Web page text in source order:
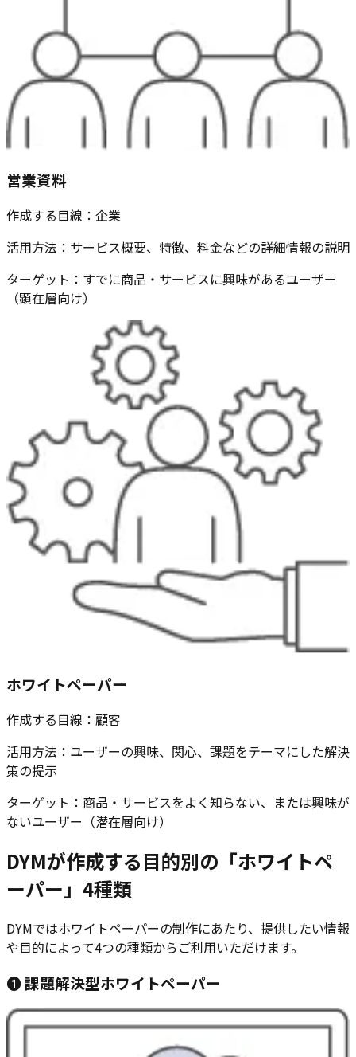
営業資料
作成する目線 ： 企業
活用方法 ： サービス概要、特徴、料金などの詳細情報の説明
ターゲット ： すでに商品・サービスに興味があるユーザー
（顕在層向け）
ホワイトペーパー
作成する目線 ： 顧客
活用方法 ： ユーザーの興味、関心、課題をテーマにした解決
策の提示
ターゲット ： 商品・サービスをよく知らない、または興味が
ないユーザー（潜在層向け）
DYMが作成する目的別の「ホワイトペ
ーパー」4種類
DYMではホワイトペーパーの制作にあたり、提供したい情報
や目的によって4つの種類からご利用いただけます。
❶ 課題解決型ホワイトペーパー